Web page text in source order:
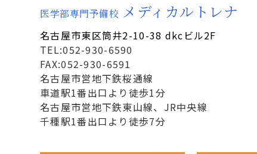
医学部専門予備校 メディカルトレナ
名古屋市東区筒井2-10-38 dkcビル2F
TEL:052-930-6590
FAX:052-930-6591
名古屋市営地下鉄桜通線
車道駅1番出口より徒歩1分
名古屋市営地下鉄東山線、JR中央線
千種駅1番出口より徒歩7分